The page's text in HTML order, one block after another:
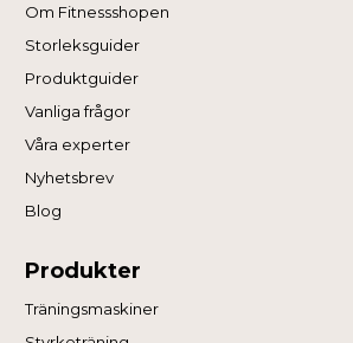
Om Fitnessshopen
Storleksguider
Produktguider
Vanliga frågor
Våra experter
Nyhetsbrev
Blog
Produkter
Träningsmaskiner